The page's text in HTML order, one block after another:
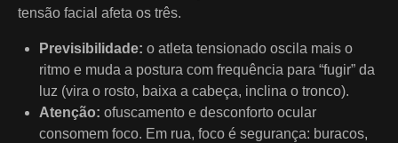
tensão facial afeta os três.
Previsibilidade: o atleta tensionado oscila mais o
ritmo e muda a postura com frequência para “fugir” da
luz (vira o rosto, baixa a cabeça, inclina o tronco).
Atenção: ofuscamento e desconforto ocular
consomem foco. Em rua, foco é segurança: buracos,